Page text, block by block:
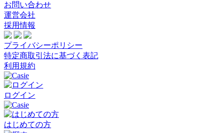
お問い合わせ
運営会社
採用情報
プライバシーポリシー
特定商取引法に基づく表記
利用規約
ログイン
はじめての方